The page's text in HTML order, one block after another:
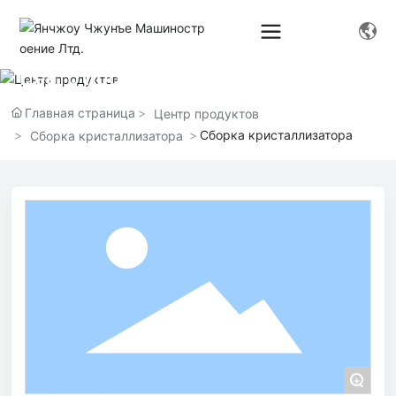
Центр продуктов
Главная страница
Центр продуктов
Сборка кристаллизатора
Сборка кристаллизатора
+